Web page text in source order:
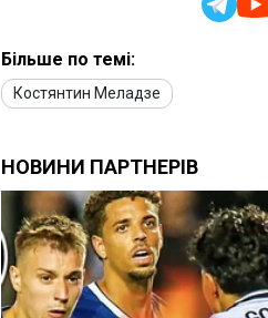
Більше по темі:
Костянтин Меладзе